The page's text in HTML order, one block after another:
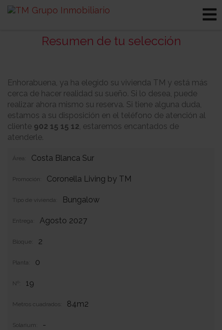
Resumen de tu selección
Enhorabuena, ya ha elegido su vivienda TM y está más
cerca de hacer realidad su sueño. Si lo desea, puede
realizar ahora mismo su reserva. Si tiene alguna duda,
estamos a su disposición en el teléfono de atención al
cliente 902 15 15 12, estaremos encantados de
atenderle.
Área: Costa Blanca Sur
Promoción: Coronella Living by TM
Tipo de vivienda: Bungalow
Entrega: Agosto 2027
Bloque: 2
Planta: 0
Nº: 19
Metros cuadrados: 84m2
Solarium: -